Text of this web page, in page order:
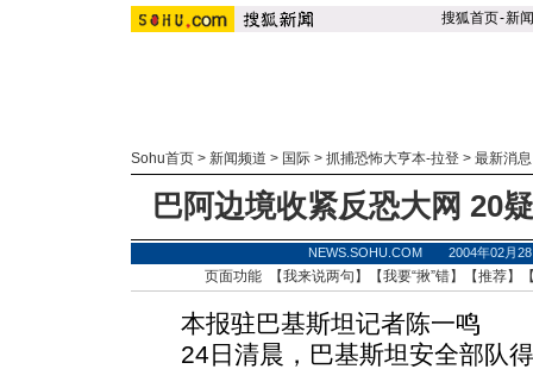
搜狐首页-新闻
Sohu首页 > 新闻频道 > 国际 > 抓捕恐怖大亨本-拉登 > 最新消息
巴阿边境收紧反恐大网 20
NEWS.SOHU.COM 2004年02月
页面功能 【我来说两句 】【我要“揪”错】【推荐】
本报驻巴基斯坦记者陈一鸣
24日清晨，巴基斯坦安全部队得